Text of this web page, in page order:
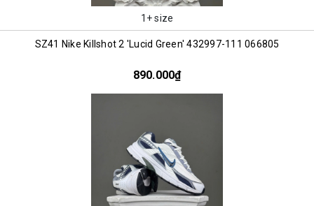
1+ size
SZ41 Nike Killshot 2 'Lucid Green' 432997-111 066805
890.000₫